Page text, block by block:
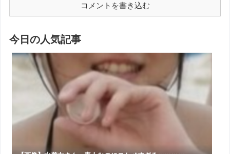
コメントを書き込む
今日の人気記事